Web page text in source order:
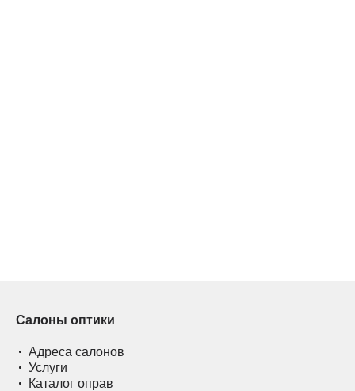
Салоны оптики
Адреса салонов
Услуги
Каталог оправ